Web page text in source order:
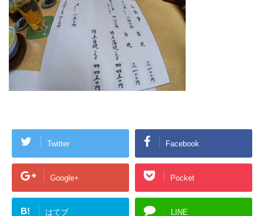
Twitter Facebook
Google+ Pocket
B! はてブ LINE